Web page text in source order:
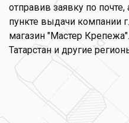
отправив заявку по
пункте выдачи компании
магазин "Мастер
Татарстан и другие